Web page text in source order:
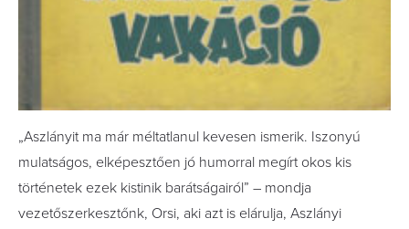
„Aszlányit ma már méltatlanul kevesen ismerik. Iszonyú
mulatságos, elképesztően jó humorral megírt okos kis
történetek ezek kistinik barátságairól” – mondja
vezetőszerkesztőnk, Orsi, aki azt is elárulja, Aszlányi